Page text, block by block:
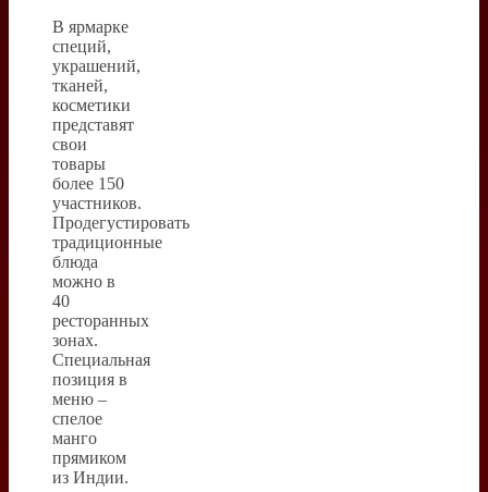
В ярмарке
специй,
украшений,
тканей,
косметики
представят
свои
товары
более 150
участников.
Продегустировать
традиционные
блюда
можно в
40
ресторанных
зонах.
Специальная
позиция в
меню –
спелое
манго
прямиком
из Индии.